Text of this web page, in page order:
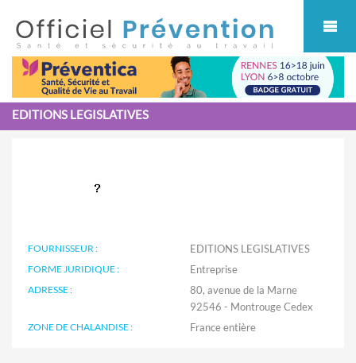
EDITIONS LEGISLATIVES
FOURNISSEUR : EDITIONS LEGISLATIVES
FORME JURIDIQUE : Entreprise
ADRESSE :
80, avenue de la Marne
92546 - Montrouge Cedex
ZONE DE CHALANDISE :